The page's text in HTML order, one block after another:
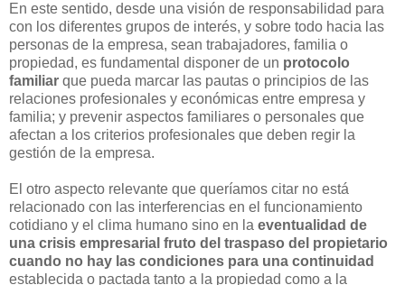
En este sentido, desde una visión de responsabilidad para
con los diferentes grupos de interés, y sobre todo hacia las
personas de la empresa, sean trabajadores, familia o
propiedad, es fundamental disponer de un protocolo
familiar que pueda marcar las pautas o principios de las
relaciones profesionales y económicas entre empresa y
familia; y prevenir aspectos familiares o personales que
afectan a los criterios profesionales que deben regir la
gestión de la empresa.
El otro aspecto relevante que queríamos citar no está
relacionado con las interferencias en el funcionamiento
cotidiano y el clima humano sino en la eventualidad de
una crisis empresarial fruto del traspaso del propietario
cuando no hay las condiciones para una continuidad
establecida o pactada tanto a la propiedad como a la